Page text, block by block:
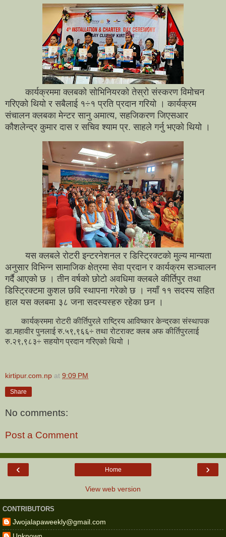
कार्यक्रममा क्लबको सोभिनियरको तेस्रो संस्करण विमोचन
गरिएको थियो र सबैलाई १÷१ प्रति प्रदान गरियो । कार्यक्रम
संचालन क्लबका मेन्टर सानु अमात्य, सहजिकरण जिएसआर
कौशलेन्द्र कुमार दास र सचिव श्याम प्र. साहले गर्नु भएको थियो ।
यस क्लबले रोटरी इन्टरनेशनल र डिस्ट्रिक्टको मुल्य मान्यता
अनुसार विभिन्न सामाजिक क्षेत्रमा सेवा प्रदान र कार्यक्रम सञ्चालन
गर्दै आएको छ । तीन वर्षको छोटो अवधिमा क्लबले कीर्तिपुर तथा
डिस्ट्रिक्टमा कुशल छवि स्थापना गरेको छ । नयाँ ११ सदस्य सहित
हाल यस क्लबमा ३८ जना सदस्यस्हरु रहेका छन ।
कार्यक्रममा रोटरी कीर्तिपुरले राष्ट्रिय आविष्कार केन्द्रका संस्थापक
डा.महावीर पुनलाई रु.५९,९६६÷ तथा रोटराक्ट क्लब अफ कीर्तिपुरलाई
रु.२९,९८३÷ सहयोग प्रदान गरिएको थियो ।
kirtipur.com.np at 9:09 PM
Share
No comments:
Post a Comment
‹ ›
Home
View web version
CONTRIBUTORS
Jwojalapaweekly@gmail.com